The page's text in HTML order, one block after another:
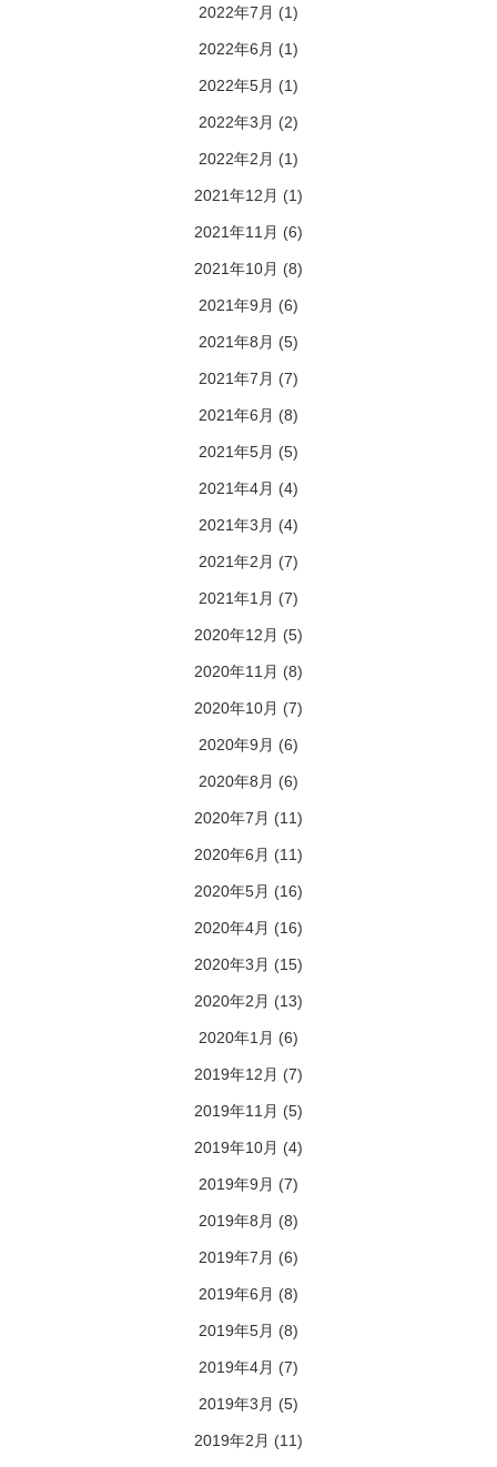
2022年7月 (1)
2022年6月 (1)
2022年5月 (1)
2022年3月 (2)
2022年2月 (1)
2021年12月 (1)
2021年11月 (6)
2021年10月 (8)
2021年9月 (6)
2021年8月 (5)
2021年7月 (7)
2021年6月 (8)
2021年5月 (5)
2021年4月 (4)
2021年3月 (4)
2021年2月 (7)
2021年1月 (7)
2020年12月 (5)
2020年11月 (8)
2020年10月 (7)
2020年9月 (6)
2020年8月 (6)
2020年7月 (11)
2020年6月 (11)
2020年5月 (16)
2020年4月 (16)
2020年3月 (15)
2020年2月 (13)
2020年1月 (6)
2019年12月 (7)
2019年11月 (5)
2019年10月 (4)
2019年9月 (7)
2019年8月 (8)
2019年7月 (6)
2019年6月 (8)
2019年5月 (8)
2019年4月 (7)
2019年3月 (5)
2019年2月 (11)